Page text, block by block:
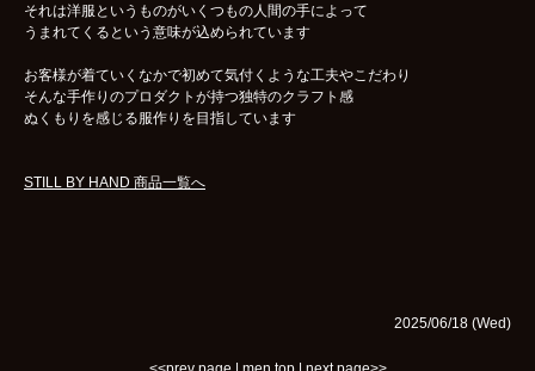
それは洋服というものがいくつもの人間の手によって
うまれてくるという意味が込められています
お客様が着ていくなかで初めて気付くような工夫やこだわり
そんな手作りのプロダクトが持つ独特のクラフト感
ぬくもりを感じる服作りを目指しています
STILL BY HAND 商品一覧へ
2025/06/18 (Wed)